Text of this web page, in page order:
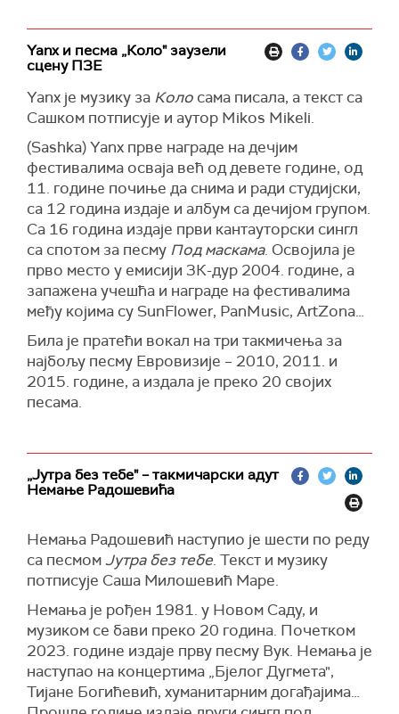
Yanx и песма „Коло" заузели
сцену ПЗЕ
Yanx је музику за Коло сама писала, а текст са
Сашком потписује и аутор Mikos Mikeli.
(Sashka) Yanx прве награде на дечјим
фестивалима осваја већ од девете године, од
11. године почиње да снима и ради студијски,
са 12 година издаје и албум са дечијом групом.
Са 16 година издаје први кантауторски сингл
са спотом за песму Под маскама. Освојила је
прво место у емисији 3К-дур 2004. године, а
запажена учешћа и награде на фестивалима
међу којима су SunFlower, PanMusic, ArtZona…
Била је пратећи вокал на три такмичења за
најбољу песму Евровизије – 2010, 2011. и
2015. године, а издала је преко 20 својих
песама.
„Јутра без тебе" – такмичарски адут
Немање Радошевића
Немања Радошевић наступио је шести по реду
са песмом Јутра без тебе. Текст и музику
потписује Саша Милошевић Маре.
Немања је рођен 1981. у Новом Саду, и
музиком се бави преко 20 година. Почетком
2023. године издаје прву песму Вук. Немања је
наступао на концертима „Бјелог Дугмета",
Тијане Богићевић, хуманитарним догађајима…